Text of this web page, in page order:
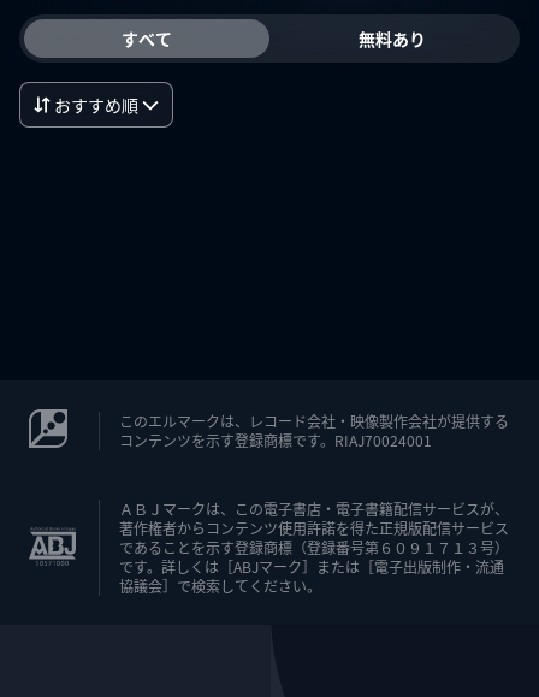
すべて 無料あり
おすすめ順
このエルマークは、レコード会社・映像製作会社が提供する
コンテンツを示す登録商標です。RIAJ70024001
ＡＢＪマークは、この電子書店・電子書籍配信サービスが、
著作権者からコンテンツ使用許諾を得た正規版配信サービス
であることを示す登録商標（登録番号第６０９１７１３号）
です。詳しくは［ABJマーク］または［電子出版制作・流通
協議会］で検索してください。